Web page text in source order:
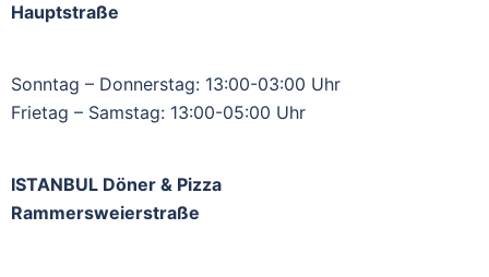
Hauptstraße
Sonntag – Donnerstag: 13:00-03:00 Uhr
Frietag – Samstag: 13:00-05:00 Uhr
ISTANBUL Döner & Pizza
Rammersweierstraße